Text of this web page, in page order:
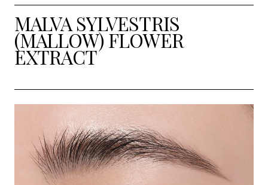
MALVA SYLVESTRIS
(MALLOW) FLOWER
EXTRACT